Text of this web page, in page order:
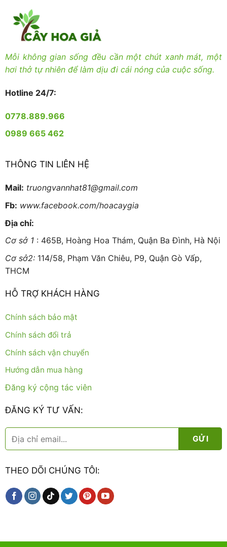
Mỗi không gian sống đều cần một chút xanh mát, một
hơi thở tự nhiên để làm dịu đi cái nóng của cuộc sống.
Hotline 24/7:
0778.889.966
0989 665 462
THÔNG TIN LIÊN HỆ
Mail: truongvannhat81@gmail.com
Fb: www.facebook.com/hoacaygia
Địa chỉ:
Cơ sở 1: 465B, Hoàng Hoa Thám, Quận Ba Đình, Hà Nội
Cơ sở2:114/58, Phạm Văn Chiêu, P9, Quận Gò Vấp,
THCM
HỖ TRỢ KHÁCH HÀNG
Chính sách bảo mật
Chính sách đổi trả
Chính sách vận chuyển
Hướng dẫn mua hàng
Đăng ký cộng tác viên
ĐĂNG KÝ TƯ VẤN:
THEO DÕI CHÚNG TÔI: